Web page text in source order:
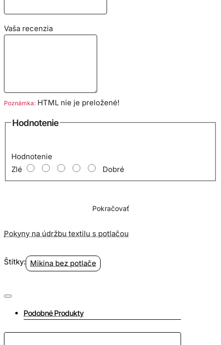
Vaša recenzia
Poznámka: HTML nie je preložené!
Hodnotenie
Hodnotenie
Zlé
Dobré
Pokračovať
Pokyny na údržbu textilu s potlačou
Štítky: Mikina bez potlače
Podobné Produkty